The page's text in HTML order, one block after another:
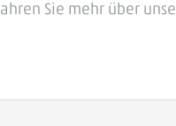
Sie mehr über